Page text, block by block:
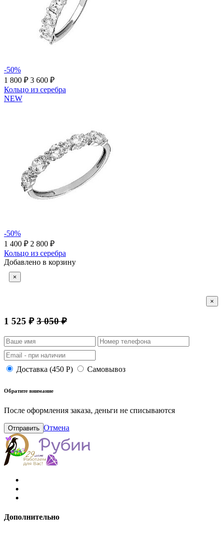
-50%
1 800 ₽ 3 600 ₽
Кольцо из серебра
NEW
-50%
1 400 ₽ 2 800 ₽
Кольцо из серебра
Добавлено в корзину
×
×
1 525 ₽ 3 050 ₽
Доставка (450 Р) Самовывоз
Обратите внимание
После оформления заказа, деньги не списываются
Отправить Отмена
Дополнительно